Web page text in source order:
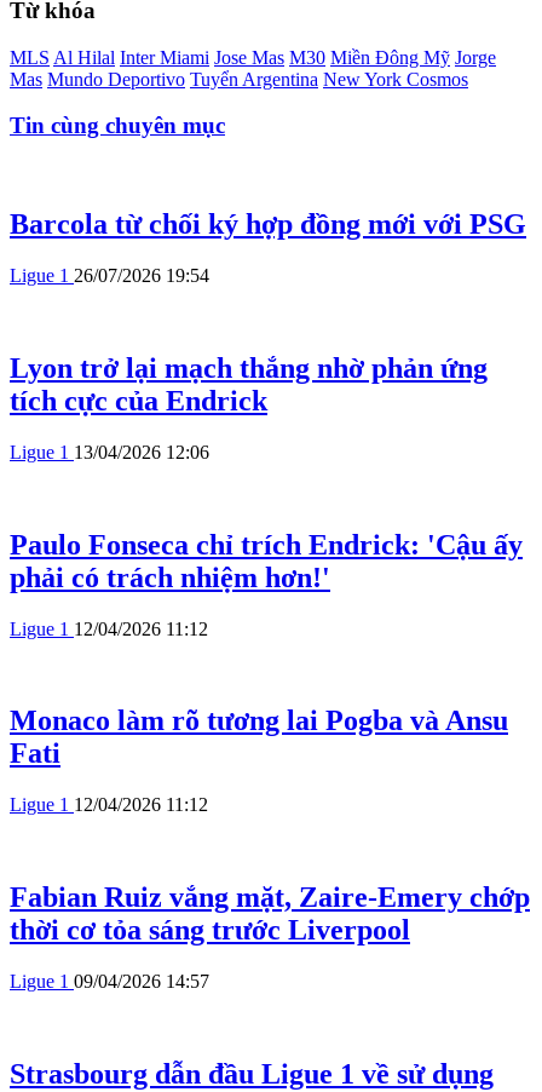
Từ khóa
MLS Al Hilal Inter Miami Jose Mas M30 Miền Đông Mỹ Jorge
Mas Mundo Deportivo Tuyển Argentina New York Cosmos
Tin cùng chuyên mục
Barcola từ chối ký hợp đồng mới với PSG
Ligue 1 26/07/2026 19:54
Lyon trở lại mạch thắng nhờ phản ứng
tích cực của Endrick
Ligue 1 13/04/2026 12:06
Paulo Fonseca chỉ trích Endrick: 'Cậu ấy
phải có trách nhiệm hơn!'
Ligue 1 12/04/2026 11:12
Monaco làm rõ tương lai Pogba và Ansu
Fati
Ligue 1 12/04/2026 11:12
Fabian Ruiz vắng mặt, Zaire-Emery chớp
thời cơ tỏa sáng trước Liverpool
Ligue 1 09/04/2026 14:57
Strasbourg dẫn đầu Ligue 1 về sử dụng